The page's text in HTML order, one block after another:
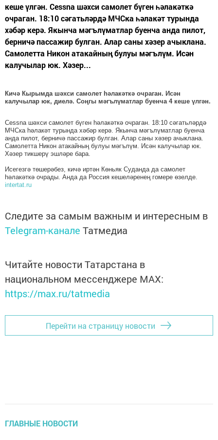
кеше үлгән. Cessna шәхси самолет бүген һәлакәткә
очраган. 18:10 сәгатьләрдә МЧСка һәлакәт турында
хәбәр керә. Якынча мәгълүматлар буенча анда пилот,
берничә пассажир булган. Алар саны хәзер ачыклана.
Самолетта Никон атакайның булуы мәгълүм. Исән
калучылар юк. Хәзер...
Кичә Кырымда шәхси самолет һәлакәткә очраган. Исән
калучылар юк, диелә. Соңгы мәгълүматлар буенча 4 кеше үлгән.
Cessna шәхси самолет бүген һәлакәткә очраган. 18:10 сәгатьләрдә
МЧСка һәлакәт турында хәбәр керә. Якынча мәгълүматлар буенча
анда пилот, берничә пассажир булган. Алар саны хәзер ачыклана.
Самолетта Никон атакайның булуы мәгълүм. Исән калучылар юк.
Хәзер тикшерү эшләре бара.
Исегезгә төшерәбез, кичә иртән Көньяк Суданда да самолет
һәлакәткә очрады. Анда да Россия кешеләренең гомере өзелде.
intertat.ru
Следите за самым важным и интересным в
Telegram-канале Татмедиа
Читайте новости Татарстана в
национальном мессенджере MАХ:
https://max.ru/tatmedia
Перейти на страницу новости
ГЛАВНЫЕ НОВОСТИ